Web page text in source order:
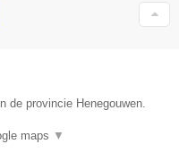
de provincie Henegouwen.
maps ▼